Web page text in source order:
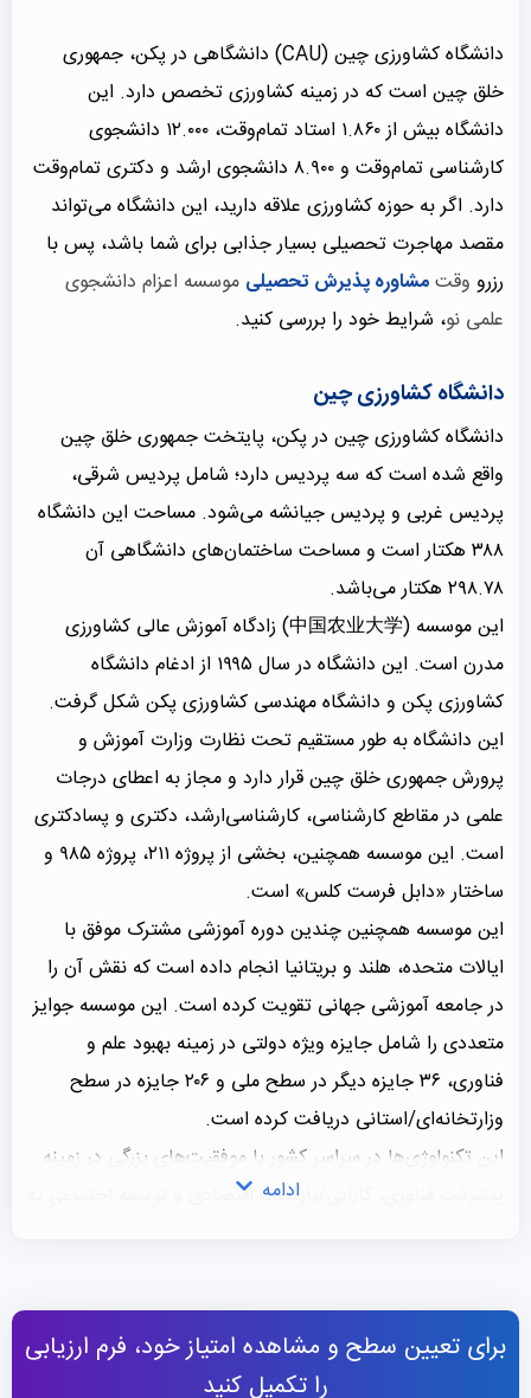
دانشگاه کشاورزی چین (CAU) دانشگاهی در پکن، جمهوری
خلق چین است که در زمینه کشاورزی تخصص دارد. این
دانشگاه بیش از ۱.۸۶۰ استاد تمام‌وقت، ۱۲.۰۰۰ دانشجوی
کارشناسی تمام‌وقت و ۸.۹۰۰ دانشجوی ارشد و دکتری تمام‌وقت
دارد. اگر به حوزه کشاورزی علاقه دارید، این دانشگاه می‌تواند
مقصد مهاجرت تحصیلی بسیار جذابی برای شما باشد، پس با
رزرو وقتمشاوره پذیرش تحصیلی موسسه اعزام دانشجوی
علمی نو، شرایط خود را بررسی کنید.
دانشگاه کشاورزی چین
دانشگاه کشاورزی چین در پکن، پایتخت جمهوری خلق چین
واقع شده است که سه پردیس دارد؛ شامل پردیس شرقی،
پردیس غربی و پردیس جیانشه می‌شود. مساحت این دانشگاه
۳۸۸ هکتار است و مساحت ساختمان‌های دانشگاهی آن
۲۹۸.۷۸ هکتار می‌باشد.
این موسسه (中国农业大学) زادگاه آموزش عالی کشاورزی
مدرن است. این دانشگاه در سال ۱۹۹۵ از ادغام دانشگاه
کشاورزی پکن و دانشگاه مهندسی کشاورزی پکن شکل گرفت.
این دانشگاه به طور مستقیم تحت نظارت وزارت آموزش و
پرورش جمهوری خلق چین قرار دارد و مجاز به اعطای درجات
علمی در مقاطع کارشناسی، کارشناسی‌ارشد، دکتری و پسادکتری
است. این موسسه همچنین، بخشی از پروژه ۲۱۱، پروژه ۹۸۵ و
ساختار «دابل فرست کلس» است.
این موسسه همچنین چندین دوره آموزشی مشترک موفق با
ایالات متحده، هلند و بریتانیا انجام داده است که نقش آن را
در جامعه آموزشی جهانی تقویت کرده است. این موسسه جوایز
متعددی را شامل جایزه ویژه دولتی در زمینه بهبود علم و
فناوری، ۳۶ جایزه دیگر در سطح ملی و ۲۰۶ جایزه در سطح
وزارتخانه‌ای/استانی دریافت کرده است.
این تکنولوژی‌ها در سراسر کشور با موفقیت‌های بزرگی در زمینه
پیشرفت فناوری، کارایی/بازگشت اقتصادی و توسعه اجتماعی به
است و تا به امروز توافق‌نامه همکاری جامع با هشت استان/
شهرداری/منطقه خودمختار امضاء کرده است که قطعا می‌تواند
نکته جذابی برای متقاضیانتحصیل در چین
ادامه
برای تعیین سطح و مشاهده امتیاز خود، فرم ارزیابی
را تکمیل کنید